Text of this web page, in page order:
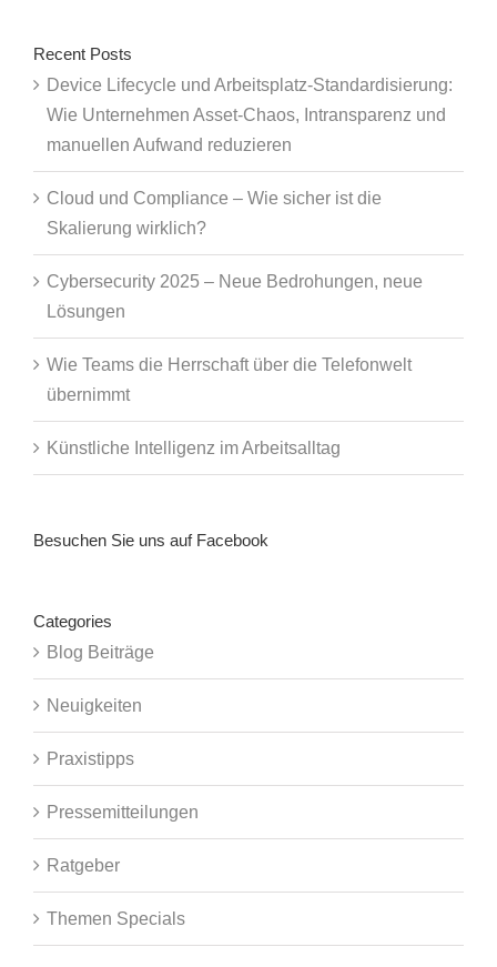
Recent Posts
Device Lifecycle und Arbeitsplatz-Standardisierung:
Wie Unternehmen Asset-Chaos, Intransparenz und
manuellen Aufwand reduzieren
Cloud und Compliance – Wie sicher ist die
Skalierung wirklich?
Cybersecurity 2025 – Neue Bedrohungen, neue
Lösungen
Wie Teams die Herrschaft über die Telefonwelt
übernimmt
Künstliche Intelligenz im Arbeitsalltag
Besuchen Sie uns auf Facebook
Categories
Blog Beiträge
Neuigkeiten
Praxistipps
Pressemitteilungen
Ratgeber
Themen Specials